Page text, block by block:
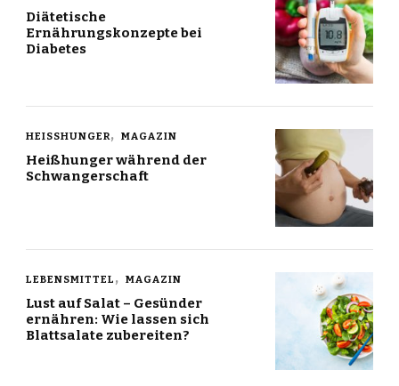
Diätetische
Ernährungskonzepte bei
Diabetes
HEISSHUNGER MAGAZIN
Heißhunger während der
Schwangerschaft
LEBENSMITTEL MAGAZIN
Lust auf Salat – Gesünder
ernähren: Wie lassen sich
Blattsalate zubereiten?